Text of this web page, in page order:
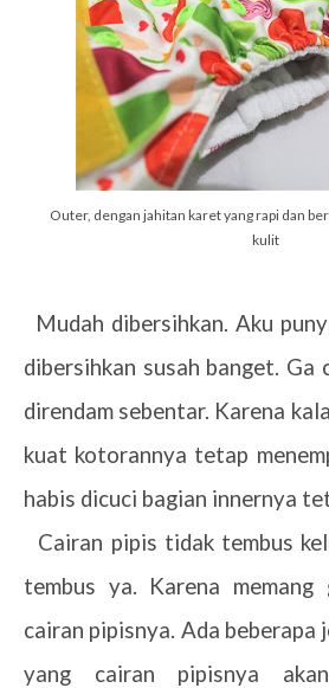
Outer, dengan jahitan karet yang rapi dan
kulit
Mudah dibersihkan. Aku
dibersihkan susah banget. Ga
direndam sebentar. Karena
kuat kotorannya tetap
habis dicuci bagian innernya
Cairan pipis tidak tembus
tembus ya. Karena memang
cairan pipisnya. Ada beberapa
yang cairan pipisnya